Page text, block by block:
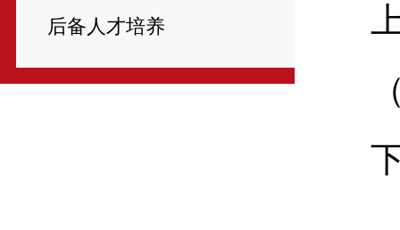
后备人才培养